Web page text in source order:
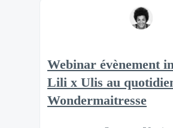
Webinar évènement
Lili x Ulis au
Wondermaitresse